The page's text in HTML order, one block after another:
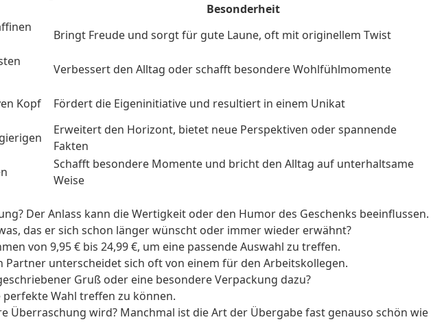
Besonderheit
Bringt Freude und sorgt für gute Laune, oft mit originellem Twist
Verbessert den Alltag oder schafft besondere Wohlfühlmomente
Kopf Fördert die Eigeninitiative und resultiert in einem Unikat
Erweitert den Horizont, bietet neue Perspektiven oder spannende
Fakten
Schafft besondere Momente und bricht den Alltag auf unterhaltsame
Weise
Der Anlass kann die Wertigkeit oder den Humor des Geschenks beeinflussen.
das er sich schon länger wünscht oder immer wieder erwähnt?
von 9,95 € bis 24,99 €, um eine passende Auswahl zu treffen.
Partner unterscheidet sich oft von einem für den Arbeitskollegen.
Gruß oder eine besondere Verpackung dazu?
Wahl treffen zu können.
Überraschung wird? Manchmal ist die Art der Übergabe fast genauso schön wie